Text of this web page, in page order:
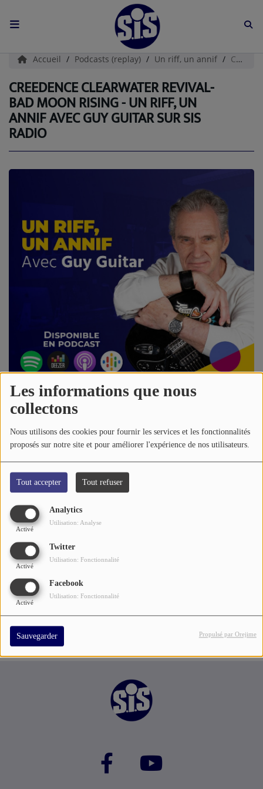
Les informations que nous
collectons
Nous utilisons des cookies pour fournir les services et les fonctionnalités
proposés sur notre site et pour améliorer l'expérience de nos utilisateurs.
Tout accepter Tout refuser
Analytics
Activé
Utilisation: Analyse
Twitter
Activé
Utilisation: Fonctionnalité
Facebook
Activé
Utilisation: Fonctionnalité
Sauvegarder Propulsé par Orejime
ACCUEIL
L'HISTOIRE DE S.I.S
BOUTIQUE
PODCASTS (CATALOGUE)
Contact
CONTACTEZ-NOUS
Accueil Podcasts (replay) Un riff, un annif CREEDENCE CLEARWATER REVIVAL-Bad Moon Rising - Un riff, un annif avec Guy Guitar sur SIS Radio
CREEDENCE CLEARWATER REVIVAL-
BAD MOON RISING - UN RIFF, UN
ANNIF AVEC GUY GUITAR SUR SIS
RADIO
06 janvier 2023 - 13:59
Écouter le podcast
CREEDENCE
CLEARWATER REVIVAL-
Bad Moon Rising